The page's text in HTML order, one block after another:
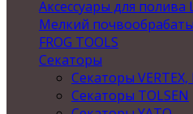
Аксессуары для полива
Мелкий
FROG TOOLS
Секаторы
Секаторы
Секаторы TOLSEN